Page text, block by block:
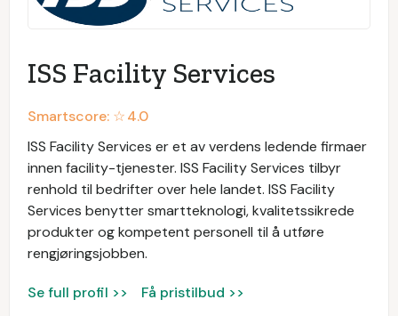
ISS Facility Services
Smartscore: ☆4.0
ISS Facility Services er et av verdens ledende firmaer
innen facility-tjenester. ISS Facility Services tilbyr
renhold til bedrifter over hele landet. ISS Facility
Services benytter smartteknologi, kvalitetssikrede
produkter og kompetent personell til å utføre
rengjøringsjobben.
Se full profil >> Få pristilbud >>